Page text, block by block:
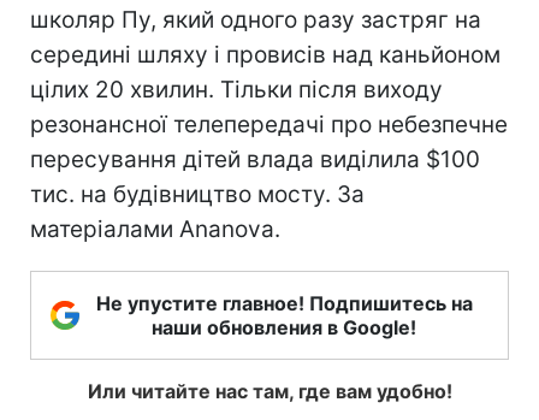
школяр Пу, який одного разу застряг на
середині шляху і провисів над каньйоном
цілих 20 хвилин. Тільки після виходу
резонансної телепередачі про небезпечне
пересування дітей влада виділила $100
тис. на будівництво мосту. За
матеріалами Ananova.
Не упустите главное! Подпишитесь на
наши обновления в Google!
Или читайте нас там, где вам удобно!